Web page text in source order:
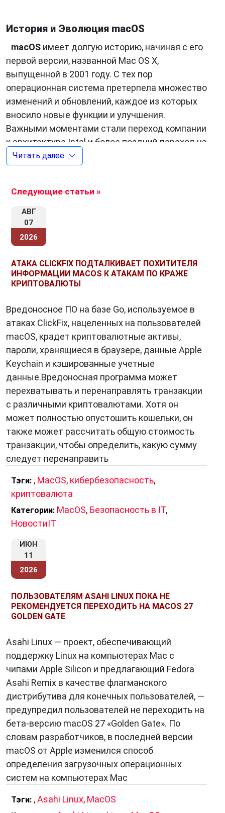
История и Эволюция macOS
macOS имеет долгую историю, начиная с его
первой версии, названной Mac OS X,
выпущенной в 2001 году. С тех пор
операционная система претерпела множество
изменений и обновлений, каждое из которых
вносило новые функции и улучшения.
Важными моментами стали переход компании
к архитектуре Intel и более поздний переход на
собственные процессоры Apple M1. Все эти
операционной системой.
Преимущества macOS
своим интуитивным и простым в
использовании интерфейсом. Это позволяет
систему, а опытным пользователям — более
эффективно выполнять задачи.
Экосистема Apple:macOS тесно
интегрирована с другими продуктами Apple,
такими как iPhone, iPad и Apple Watch. Эта
экосистема обеспечивает синхронизацию
данных и рабочего процесса между
устройствами, что улучшает общий
пользовательский опыт.
Безопасность и Приватность:macOS
славится своими высокими стандартами
безопасности и защиты данных
Face ID, обеспечивают дополнительный
уровень аутентификации.
Мощные инструменты для творчества:
macOS предоставляет множество
инструментов для творческой работы, таких
как iMovie, GarageBand и многие другие. Это
делает операционную систему
привлекательной для художников,
музыкантов и видеоредакторов.
Высокая производительность: Благодаря
оптимизированной работе с аппаратным
обеспечением,
macOS
высокую производительность даже на
старых моделях компьютеров.
Влияние на Продуктивность и
Творчество
macOSиграет ключевую роль в повышении
продуктивности и творческого потенциала
пользователей. Интуитивный интерфейс и
оптимизированные инструменты упрощают
выполнение задач различной сложности.
Оптимизация для мультимедийной работы и
Читать далее
Следующие статьи »
АВГ
07
2026
АТАКА CLICKFIX ПОДТАЛКИВАЕТ ПОХИТИТЕЛЯ
ИНФОРМАЦИИ MACOS К АТАКАМ ПО КРАЖЕ
КРИПТОВАЛЮТЫ
Вредоносное ПО на базе Go, используемое в
атаках ClickFix, нацеленных на пользователей
macOS, крадет криптовалютные активы,
пароли, хранящиеся в браузере, данные Apple
Keychain и кэшированные учетные
данные.Вредоносная программа может
перехватывать и перенаправлять транзакции
с различными криптовалютами. Хотя он
может полностью опустошить кошельки, он
также может рассчитать общую стоимость
транзакции, чтобы определить, какую сумму
следует перенаправить
Тэги: , MacOS, кибербезопасность,
криптовалюта
Категории: MacOS, Безопасность в IT,
НовостиIT
ИЮН
11
2026
ПОЛЬЗОВАТЕЛЯМ ASAHI LINUX ПОКА НЕ
РЕКОМЕНДУЕТСЯ ПЕРЕХОДИТЬ НА MACOS 27
GOLDEN GATE
Asahi Linux — проект, обеспечивающий
поддержку Linux на компьютерах Mac с
чипами Apple Silicon и предлагающий Fedora
Asahi Remix в качестве флагманского
дистрибутива для конечных пользователей, —
предупредил пользователей не переходить на
бета-версию macOS 27 «Golden Gate». По
словам разработчиков, в последней версии
macOS от Apple изменился способ
определения загрузочных операционных
систем на компьютерах Mac
Тэги: ,Asahi Linux, MacOS